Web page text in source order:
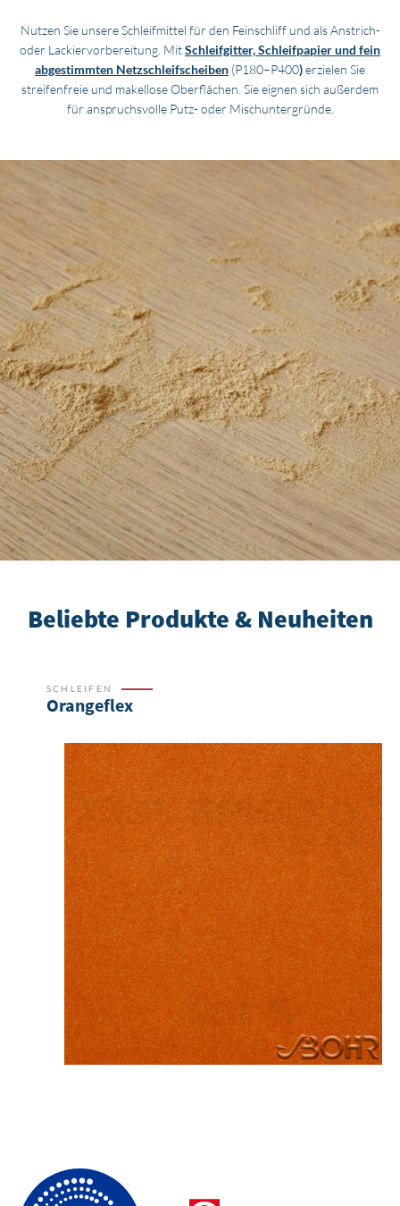
Nutzen Sie unsere Schleifmittel für den Feinschliff und als Anstrich-
oder Lackiervorbereitung. MitSchleifgitter, Schleifpapier und fein
abgestimmten Netzschleifscheiben (P180–P400)erzielen Sie
streifenfreie und makellose Oberflächen. Sie eignen sich außerdem
für anspruchsvolle Putz- oder Mischuntergründe.
Beliebte Produkte & Neuheiten
SCHLEIFEN
Orangeflex